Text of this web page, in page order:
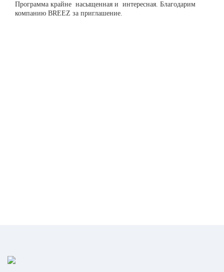
Программа крайне насыщенная и интересная. Благодарим
компанию BREEZ за приглашение.